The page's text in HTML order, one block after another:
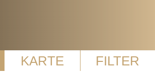
KARTE FILTER